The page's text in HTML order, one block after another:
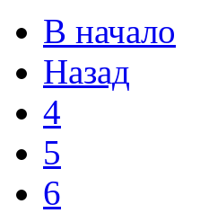
В начало
Назад
4
5
6